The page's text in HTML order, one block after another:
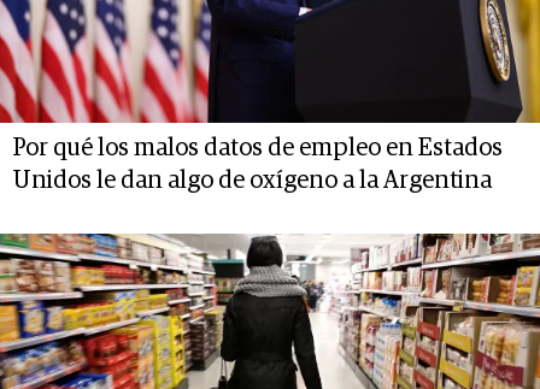
Por qué los malos datos de empleo en Estados
Unidos le dan algo de oxígeno a la Argentina